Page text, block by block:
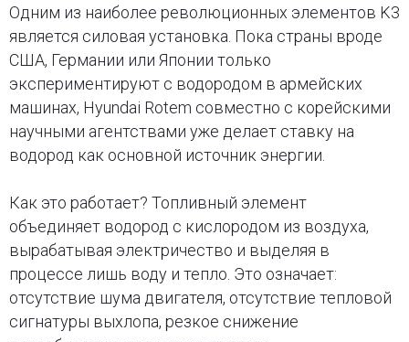
Одним из наиболее революционных элементов K3
является силовая установка. Пока страны вроде
США, Германии или Японии только
экспериментируют с водородом в армейских
машинах, Hyundai Rotem совместно с корейскими
научными агентствами уже делает ставку на
водород как основной источник энергии.
Как это работает? Топливный элемент
объединяет водород с кислородом из воздуха,
вырабатывая электричество и выделяя в
процессе лишь воду и тепло. Это означает:
отсутствие шума двигателя, отсутствие тепловой
сигнатуры выхлопа, резкое снижение